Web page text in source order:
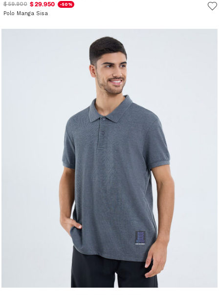
$ 59.900 $ 29.950 -50%
Polo Manga Sisa